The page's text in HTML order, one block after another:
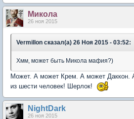
Микола
26 ноя 2015
Vermillon сказал(а) 26 Ноя 2015 - 03:52:
Хмм, может быть Микола мафия?)
Может. А может Крем. А может Даккон.
из шести человек! Шерлок!
NightDark
26 ноя 2015